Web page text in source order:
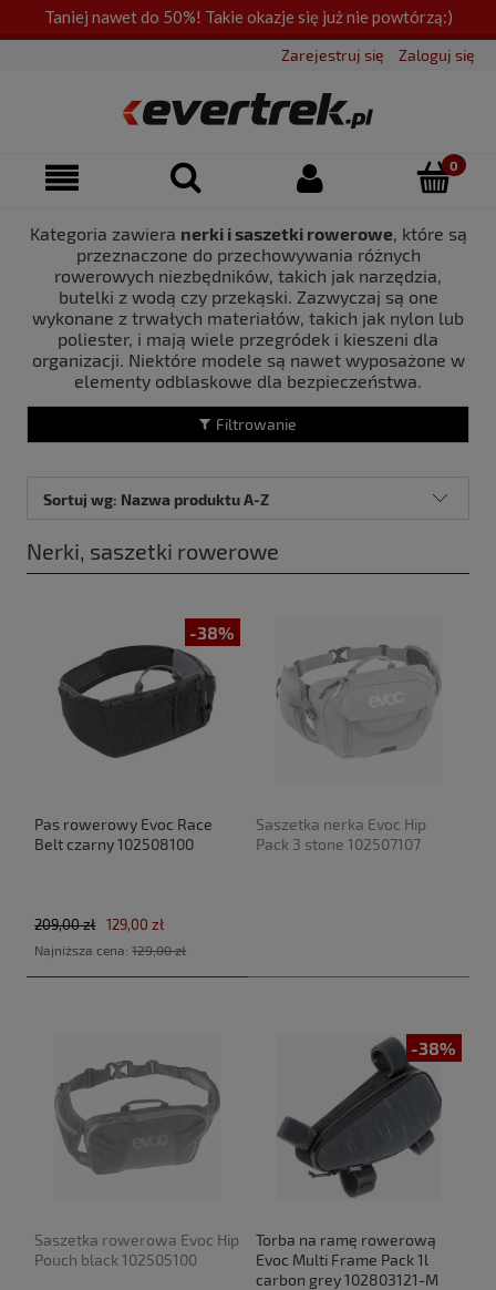
Taniej nawet do 50%! Takie okazje się już nie powtórzą:)
Zarejestruj się Zaloguj się
Filtrowanie
Kategoria zawiera nerki i saszetki rowerowe, które są
przeznaczone do przechowywania różnych
rowerowych niezbędników, takich jak narzędzia,
butelki z wodą czy przekąski. Zazwyczaj są one
wykonane z trwałych materiałów, takich jak nylon lub
poliester, i mają wiele przegródek i kieszeni dla
organizacji. Niektóre modele są nawet wyposażone w
elementy odblaskowe dla bezpieczeństwa.
Nerki, saszetki rowerowe
Sortuj wg: Nazwa produktu A-Z
-38%
Pas rowerowy Evoc Race
Belt czarny 102508100
129,00 zł
209,00 zł
Najniższa cena:129,00 zł
Saszetka nerka Evoc Hip
Pack 3 stone 102507107
Saszetka rowerowa Evoc Hip
Pouch black 102505100
-38%
Torba na ramę rowerową
Evoc Multi Frame Pack 1l
carbon grey 102803121-M